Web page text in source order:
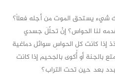
شيء يستحق الموت من أجله فعلاً؟
لنا الحواس؟ إنْ تحلّلَ جسدي
إذا كانت كل الحواسِ سوائل دماغية
بالجنة أو أُكوى بالجحيم إذا كانت
بعد حين تحت التراب؟